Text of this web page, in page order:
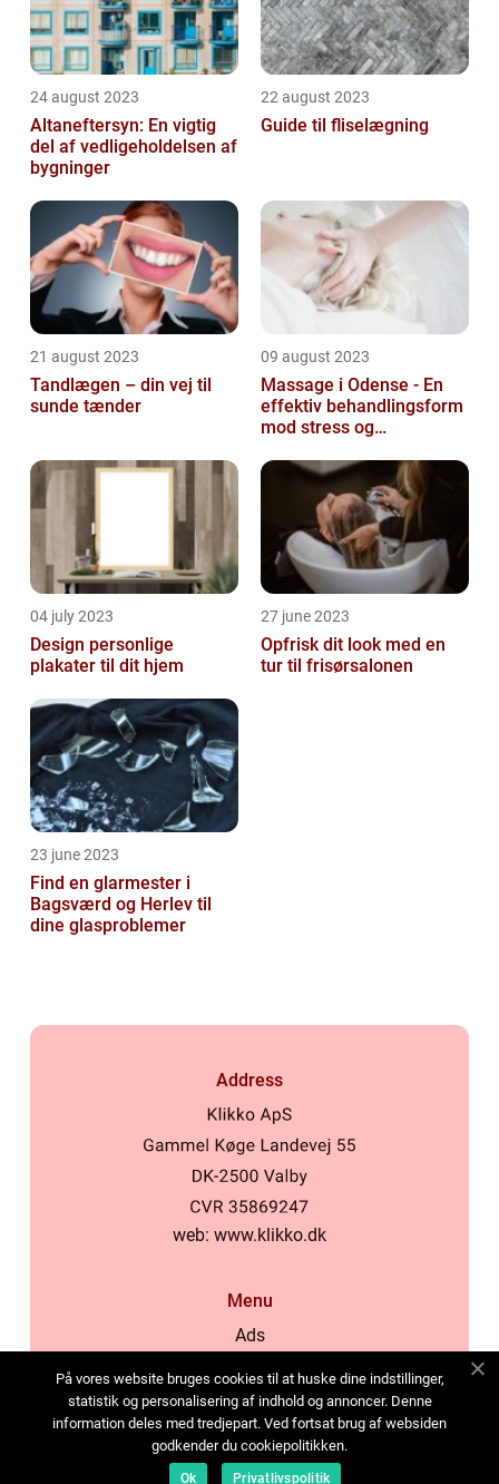
24 august 2023
Altaneftersyn: En vigtig
del af vedligeholdelsen af
bygninger
22 august 2023
Guide til fliselægning
21 august 2023
Tandlægen – din vej til
sunde tænder
09 august 2023
Massage i Odense - En
effektiv behandlingsform
mod stress og
04 july 2023
Design personlige
plakater til dit hjem
27 june 2023
Opfrisk dit look med en
tur til frisørsalonen
23 june 2023
Find en glarmester i
Bagsværd og Herlev til
dine glasproblemer
Address
web: www.klikko.dk
Menu
Ads
Cookies
Contact
Sitemap
På vores website bruges cookies til at huske dine indstillinger,
statistik og personalisering af indhold og annoncer. Denne
information deles med tredjepart. Ved fortsat brug af websiden
godkender du cookiepolitikken.
Ok Privatlivspolitik